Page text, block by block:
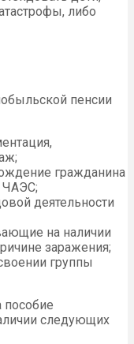
либо
пенсии
гражданина
ЧАЭС;
деятельности
на наличии
заражения;
группы
пособие
следующих